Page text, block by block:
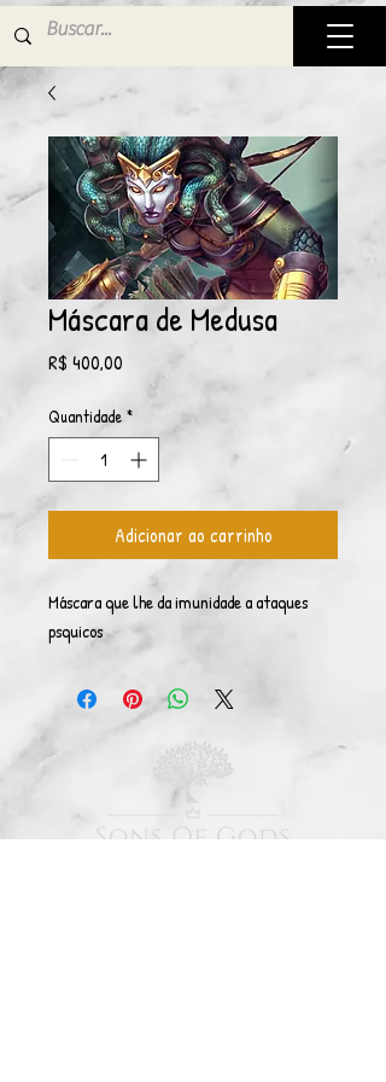
Máscara de Medusa
R$ 400,00
Quantidade *
Adicionar ao carrinho
Máscara que lhe da imunidade a ataques
psquicos